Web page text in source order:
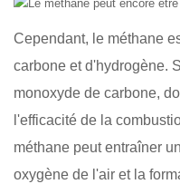
Cependant, le méthane
carbone et d'hydrogène.
monoxyde de carbone,
l'efficacité de la
méthane peut entraîner
oxygène de l'air et la